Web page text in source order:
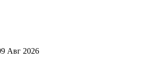
Авг 2026